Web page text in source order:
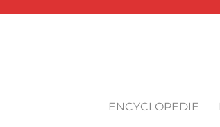
ENCYCLOPEDIE